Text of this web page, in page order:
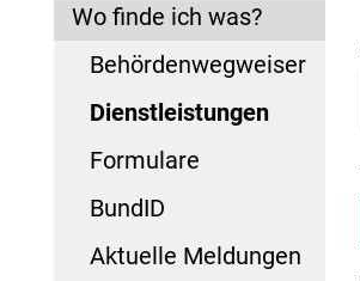
Wo finde ich was?
Behördenwegweiser
Dienstleistungen
Formulare
BundID
Aktuelle Meldungen